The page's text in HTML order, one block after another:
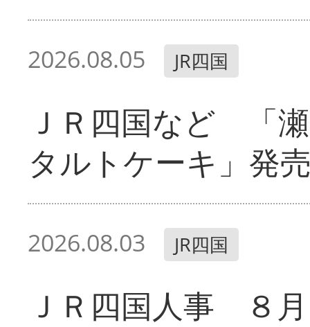
2026.08.05 JR四国
ＪＲ四国など 「
タルトケーキ」発
2026.08.03 JR四国
ＪＲ四国人事 ８